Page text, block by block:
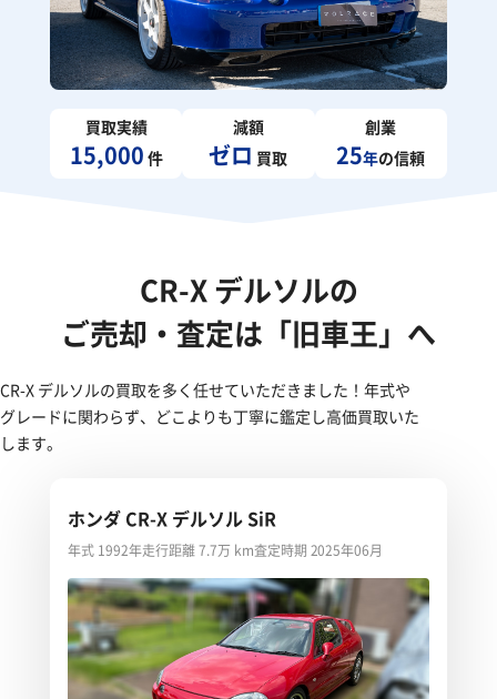
買取実績
15,000 件
減額
ゼロ 買取
創業
25年の信頼
CR-X デルソルの
ご売却・査定は「旧車王」へ
CR-X デルソルの買取を多く任せていただきました！年式や
グレードに関わらず、どこよりも丁寧に鑑定し高価買取いた
します。
ホンダ CR-X デルソル SiR
年式 1992年走行距離 7.7万 km査定時期 2025年06月